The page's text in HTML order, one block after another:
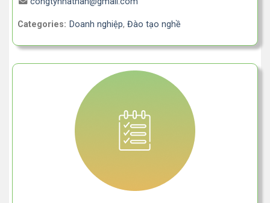
Categories: Doanh nghiệp, Đào tạo nghề